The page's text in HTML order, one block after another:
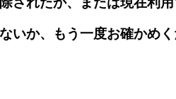
いか、もう一度お確かめ